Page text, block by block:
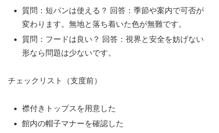
質問：短パンは使える？ 回答：季節や案内で可否が
変わります。無地と落ち着いた色が無難です。
質問：フードは良い？ 回答：視界と安全を妨げない
形なら問題は少ないです。
チェックリスト（支度前）
襟付きトップスを用意した
館内の帽子マナーを確認した